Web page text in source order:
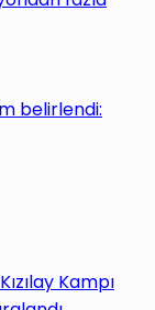
belirlendi:
Kampı